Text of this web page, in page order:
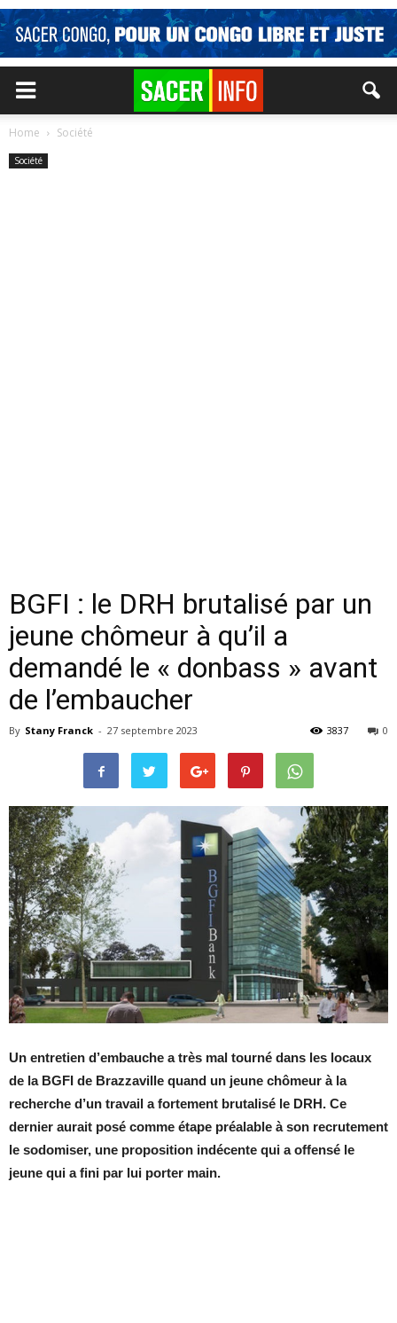
Home Société
Société
BGFI : le DRH brutalisé par un
jeune chômeur à qu’il a
demandé le « donbass » avant
de l’embaucher
By Stany Franck - 27 septembre 2023 0
3837
Un entretien d’embauche a très mal tourné dans les locaux
de la BGFI de Brazzaville quand un jeune chômeur à la
recherche d’un travail a fortement brutalisé le DRH. Ce
dernier aurait posé comme étape préalable à son recrutement
le sodomiser, une proposition indécente qui a offensé le
jeune qui a fini par lui porter main.